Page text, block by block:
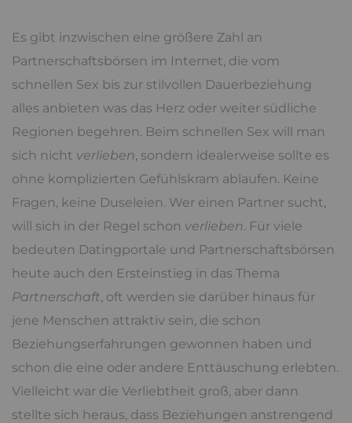
Es gibt inzwischen eine größere Zahl an
Partnerschaftsbörsen im Internet, die vom
schnellen Sex bis zur stilvollen Dauerbeziehung
alles anbieten was das Herz oder weiter südliche
Regionen begehren. Beim schnellen Sex will man
sich nicht verlieben, sondern idealerweise sollte es
ohne komplizierten Gefühlskram ablaufen. Keine
Fragen, keine Duseleien. Wer einen Partner sucht,
will sich in der Regel schon verlieben. Für viele
bedeuten Datingportale und Partnerschaftsbörsen
heute auch den Ersteinstieg in das Thema
Partnerschaft, oft werden sie darüber hinaus für
jene Menschen attraktiv sein, die schon
Beziehungserfahrungen gewonnen haben und
schon die eine oder andere Enttäuschung erlebten.
Vielleicht war die Verliebtheit groß, aber dann
stellte sich heraus, dass Beziehungen anstrengend